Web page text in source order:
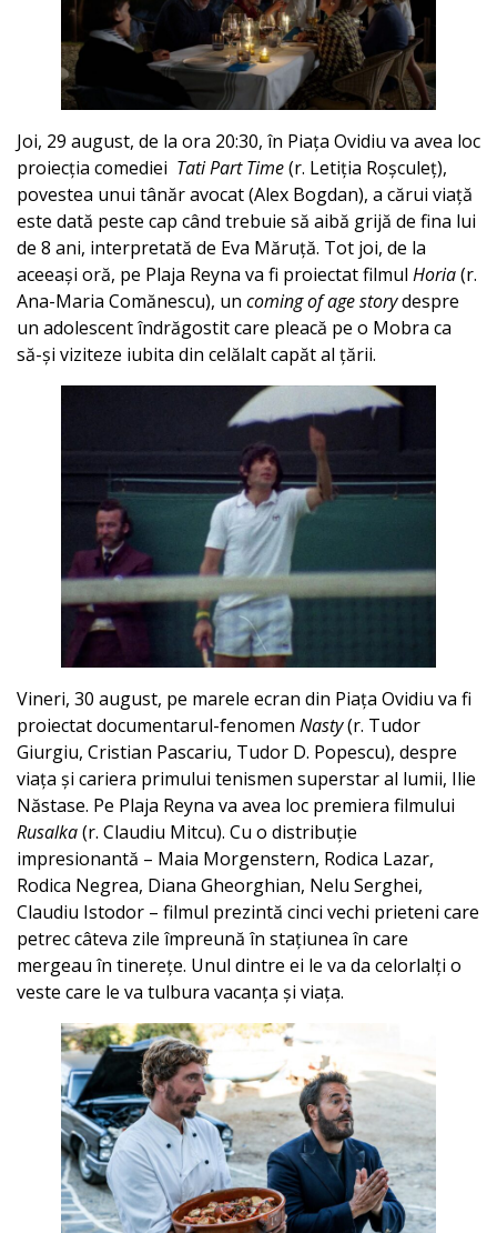
Joi, 29 august, de la ora 20:30, în Piața Ovidiu va avea loc
proiecția comediei Tati Part Time(r. Letiția Roșculeț),
povestea unui tânăr avocat (Alex Bogdan), a cărui viață
este dată peste cap când trebuie să aibă grijă de fina lui
de 8 ani, interpretată de Eva Măruță. Tot joi, de la
aceeași oră, pe Plaja Reyna va fi proiectat filmul Horia(r.
Ana-Maria Comănescu), un coming of age storydespre
un adolescent îndrăgostit care pleacă pe o Mobra ca
să-și viziteze iubita din celălalt capăt al țării.
Vineri, 30 august, pe marele ecran din Piața Ovidiu va fi
proiectat documentarul-fenomen Nasty(r. Tudor
Giurgiu, Cristian Pascariu, Tudor D. Popescu), despre
viața și cariera primului tenismen superstar al lumii, Ilie
Năstase. Pe Plaja Reyna va avea loc premiera filmului
Rusalka(r. Claudiu Mitcu). Cu o distribuție
impresionantă – Maia Morgenstern, Rodica Lazar,
Rodica Negrea, Diana Gheorghian, Nelu Serghei,
Claudiu Istodor – filmul prezintă cinci vechi prieteni care
petrec câteva zile împreună în stațiunea în care
mergeau în tinerețe. Unul dintre ei le va da celorlalți o
veste care le va tulbura vacanța și viața.